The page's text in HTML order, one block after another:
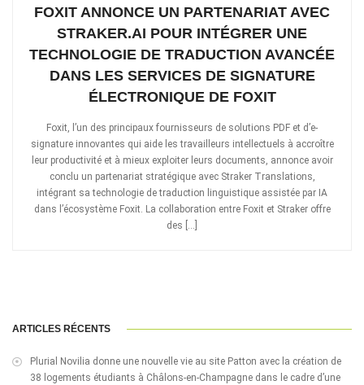
FOXIT ANNONCE UN PARTENARIAT AVEC
STRAKER.AI POUR INTÉGRER UNE
TECHNOLOGIE DE TRADUCTION AVANCÉE
DANS LES SERVICES DE SIGNATURE
ÉLECTRONIQUE DE FOXIT
Foxit, l’un des principaux fournisseurs de solutions PDF et d’e-
signature innovantes qui aide les travailleurs intellectuels à accroître
leur productivité et à mieux exploiter leurs documents, annonce avoir
conclu un partenariat stratégique avec Straker Translations,
intégrant sa technologie de traduction linguistique assistée par IA
dans l’écosystème Foxit. La collaboration entre Foxit et Straker offre
des […]
ARTICLES RÉCENTS
Plurial Novilia donne une nouvelle vie au site Patton avec la création de
38 logements étudiants à Châlons-en-Champagne dans le cadre d’une